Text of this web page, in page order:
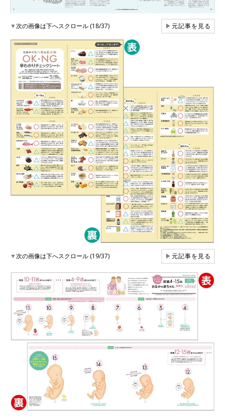
▼次の画像は下へスクロール (18/37) ▶元記事を見る
▼次の画像は下へスクロール (19/37) ▶元記事を見る